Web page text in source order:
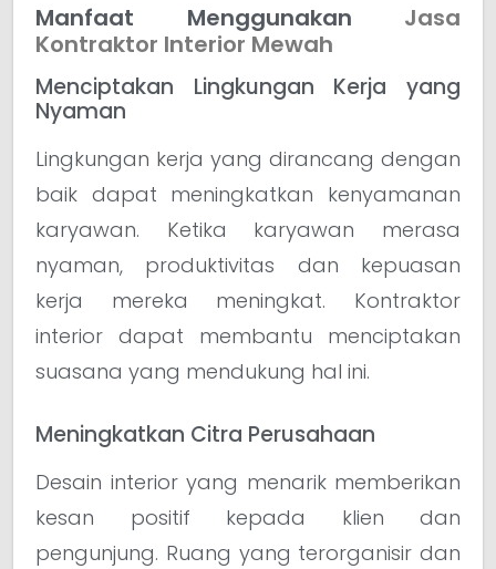
Manfaat Menggunakan Jasa
Kontraktor Interior Mewah
Menciptakan Lingkungan Kerja yang
Nyaman
Lingkungan kerja yang dirancang dengan
baik dapat meningkatkan kenyamanan
karyawan. Ketika karyawan merasa
nyaman, produktivitas dan kepuasan
kerja mereka meningkat. Kontraktor
interior dapat membantu menciptakan
suasana yang mendukung hal ini.
Meningkatkan Citra Perusahaan
Desain interior yang menarik memberikan
kesan positif kepada klien dan
pengunjung. Ruang yang terorganisir dan